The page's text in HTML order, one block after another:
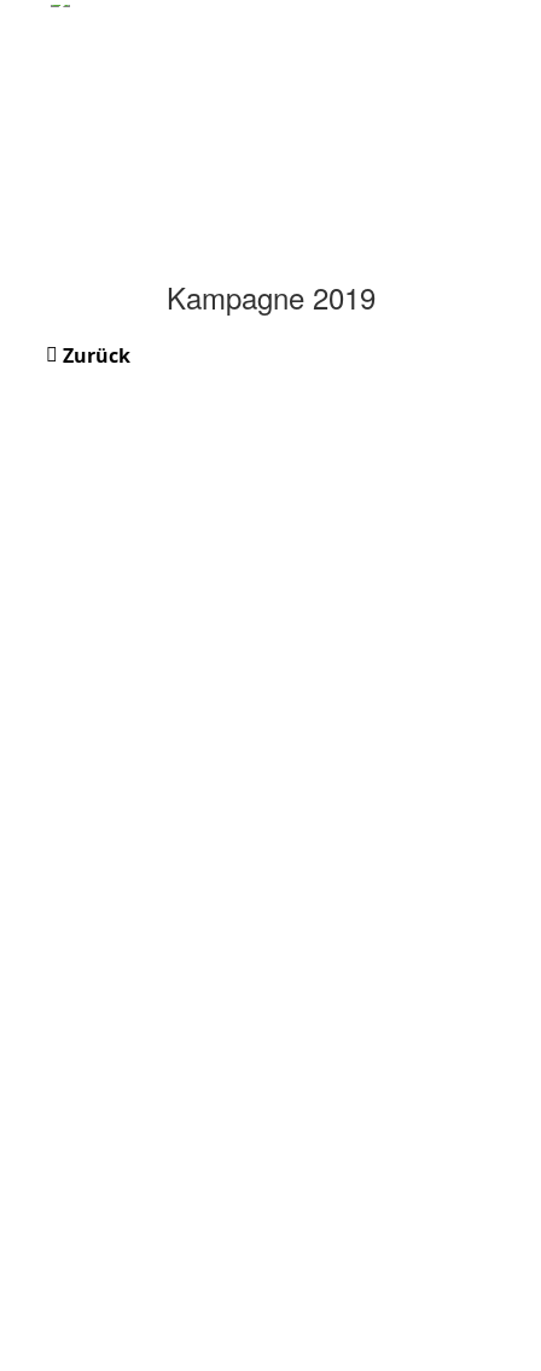
Kampagne 2019
Zurück